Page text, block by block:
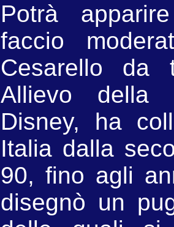
Potrà
faccio
Cesarello da
Allievo della
Disney, ha
Italia dalla
90, fino agli
disegnò un